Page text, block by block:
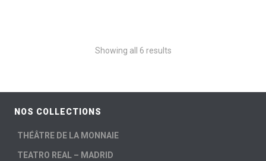
Showing all 6 results
NOS COLLECTIONS
THÉÂTRE DE LA MONNAIE
TEATRO REAL – MADRID